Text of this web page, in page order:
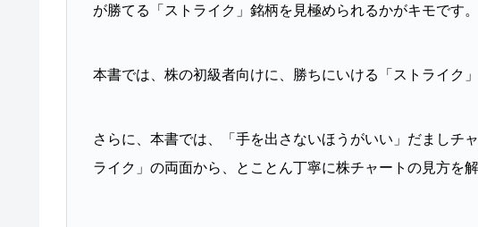
が勝てる「ストライク」銘柄を見極められるかがキモです。
本書では、株の初級者向けに、勝ちにいける「ストライク
さらに、本書では、「手を出さないほうがいい」だましチ
ライク」の両面から、とことん丁寧に株チャートの見方を